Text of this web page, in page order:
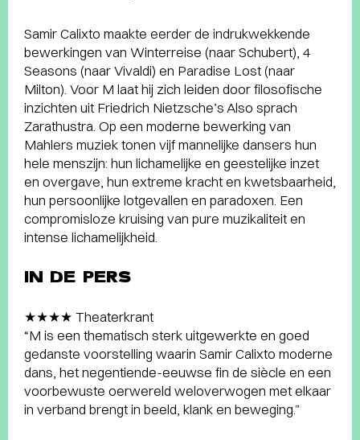
Samir Calixto maakte eerder de indrukwekkende
bewerkingen van Winterreise (naar Schubert), 4
Seasons (naar Vivaldi) en Paradise Lost (naar
Milton). Voor M laat hij zich leiden door filosofische
inzichten uit Friedrich Nietzsche’s Also sprach
Zarathustra. Op een moderne bewerking van
Mahlers muziek tonen vijf mannelijke dansers hun
hele menszijn: hun lichamelijke en geestelijke inzet
en overgave, hun extreme kracht en kwetsbaarheid,
hun persoonlijke lotgevallen en paradoxen. Een
compromisloze kruising van pure muzikaliteit en
intense lichamelijkheid.
IN DE PERS
★★★★ Theaterkrant
“M is een thematisch sterk uitgewerkte en goed
gedanste voorstelling waarin Samir Calixto moderne
dans, het negentiende-eeuwse fin de siècle en een
voorbewuste oerwereld weloverwogen met elkaar
in verband brengt in beeld, klank en beweging.”